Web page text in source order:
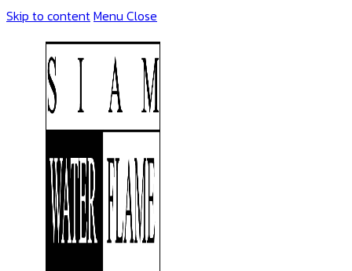
Skip to contentMenu Close